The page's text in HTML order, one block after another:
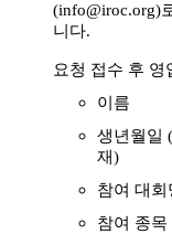
(info@iroc.org)
니다.
요청 접수 후 영
이름
생년월일
재)
참여 대
참여 종목